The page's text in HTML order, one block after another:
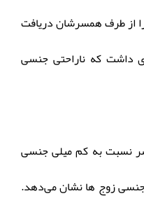
از طرف همسرشان دریافت
داشت که ناراحتی جنسی
نسبت به کم میلی جنسی
زوج ها نشان می‌دهد.